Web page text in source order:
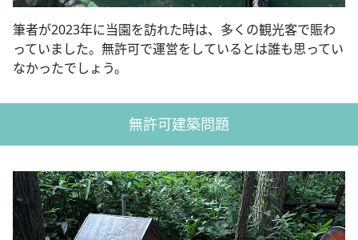
筆者が2023年に当園を訪れた時は、多くの観光客で賑わ
っていました。無許可で運営をしているとは誰も思ってい
なかったでしょう。
無許可建築問題